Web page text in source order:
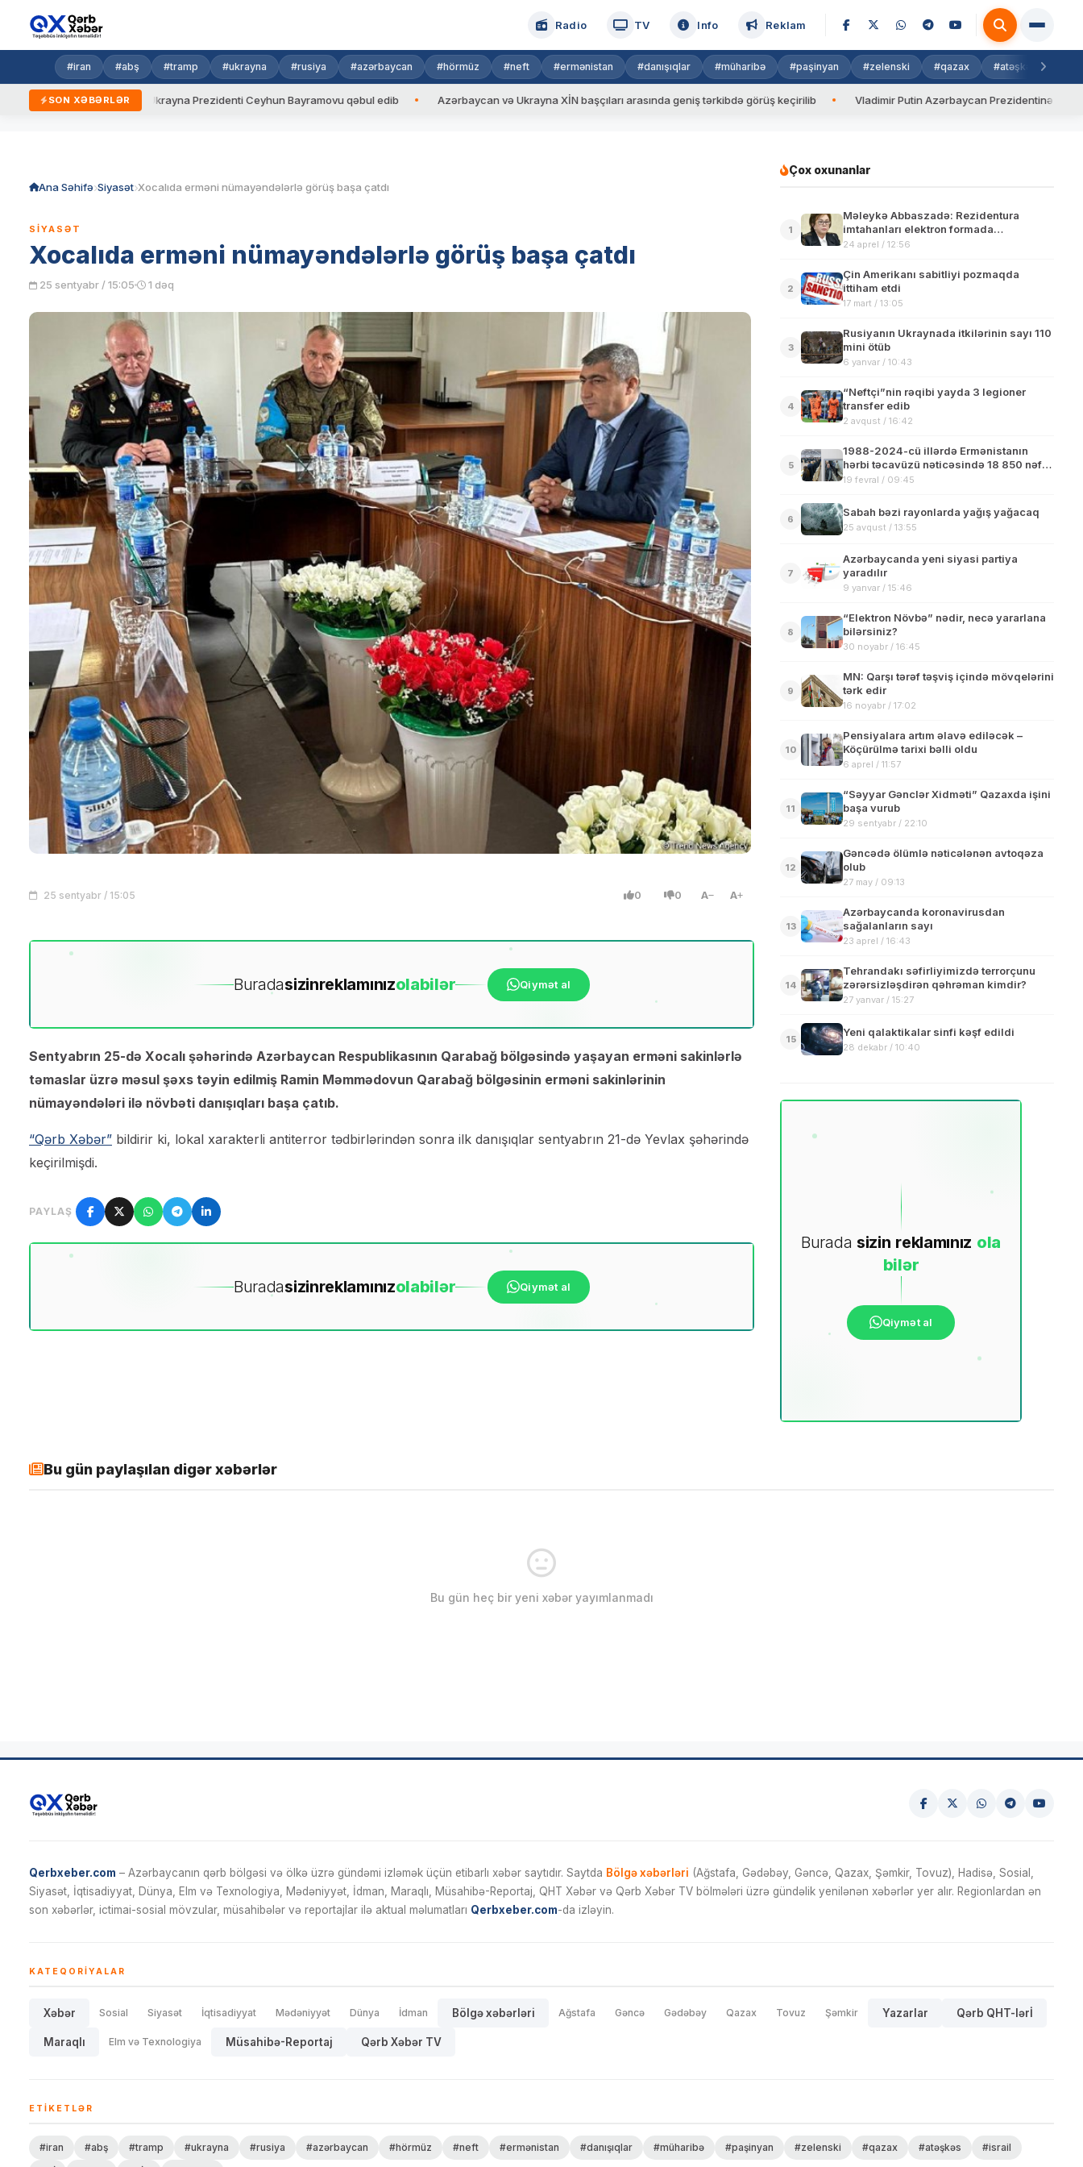
Radio TV Info Reklam
#iran #abş #tramp #ukrayna #rusiya #azərbaycan #hörmüz #neft #ermənistan #danışıqlar #müharibə #paşinyan #zelenski #qazax #atəşkəs
SON XƏBƏRLƏR
qaydalar Ukrayna Prezidenti Ceyhun Bayramovu qəbul edib Azərbaycan və Ukrayna XİN başçıları arasında geniş tərkibdə görüş keçirilib Vladimir Putin Azərbaycan Prezidentinə zəng edib
Ana Səhifə Siyasət Xocalıda erməni nümayəndələrlə görüş başa çatdı
SIYASƏT
Xocalıda erməni nümayəndələrlə görüş başa çatdı
25 sentyabr / 15:05 1 dəq
25 sentyabr / 15:05 0 0 A A
Buradasizinreklamınızolabilər Qiymət al
Sentyabrın 25-də Xocalı şəhərində Azərbaycan Respublikasının Qarabağ bölgəsində yaşayan erməni sakinlərlə
təmaslar üzrə məsul şəxs təyin edilmiş Ramin Məmmədovun Qarabağ bölgəsinin erməni sakinlərinin
nümayəndələri ilə növbəti danışıqları başa çatıb.
“Qərb Xəbər” bildirir ki, lokal xarakterli antiterror tədbirlərindən sonra ilk danışıqlar sentyabrın 21-də Yevlax şəhərində
keçirilmişdi.
PAYLAŞ
Buradasizinreklamınızolabilər Qiymət al
Çox oxunanlar
1
Məleykə Abbaszadə: Rezidentura
imtahanları elektron formada
keçiriləcək
24 aprel / 12:56
2
Çin Amerikanı sabitliyi pozmaqda
ittiham etdi
17 mart / 13:05
3
Rusiyanın Ukraynada itkilərinin sayı 110
mini ötüb
6 yanvar / 10:43
4
“Neftçi”nin rəqibi yayda 3 legioner
transfer edib
2 avqust / 16:42
5
1988-2024-cü illərdə Ermənistanın
hərbi təcavüzü nəticəsində 18 850 nəfər
qəsdən öldürülüb
19 fevral / 09:45
6
Sabah bəzi rayonlarda yağış yağacaq
25 avqust / 13:55
7
Azərbaycanda yeni siyasi partiya
yaradılır
9 yanvar / 15:46
8
“Elektron Növbə” nədir, necə yararlana
bilərsiniz?
30 noyabr / 16:45
9
MN: Qarşı tərəf təşviş içində mövqelərini
tərk edir
16 noyabr / 17:02
10
Pensiyalara artım əlavə ediləcək –
Köçürülmə tarixi bəlli oldu
6 aprel / 11:57
11
“Səyyar Gənclər Xidməti” Qazaxda işini
başa vurub
29 sentyabr / 22:10
12
Gəncədə ölümlə nəticələnən avtoqəza
olub
27 may / 09:13
13
Azərbaycanda koronavirusdan
sağalanların sayı
23 aprel / 16:43
14
Tehrandakı səfirliyimizdə terrorçunu
zərərsizləşdirən qəhrəman kimdir?
27 yanvar / 15:27
15
Yeni qalaktikalar sinfi kəşf edildi
28 dekabr / 10:40
Burada sizin reklamınız ola
bilər
Qiymət al
Bu gün paylaşılan digər xəbərlər
Bu gün heç bir yeni xəbər yayımlanmadı
Qerbxeber.com – Azərbaycanın qərb bölgəsi və ölkə üzrə gündəmi izləmək üçün etibarlı xəbər saytıdır. Saytda Bölgə xəbərləri (Ağstafa, Gədəbəy, Gəncə, Qazax, Şəmkir, Tovuz), Hadisə, Sosial,
Siyasət, İqtisadiyyat, Dünya, Elm və Texnologiya, Mədəniyyət, İdman, Maraqlı, Müsahibə-Reportaj, QHT Xəbər və Qərb Xəbər TV bölmələri üzrə gündəlik yenilənən xəbərlər yer alır. Regionlardan ən
son xəbərlər, ictimai-sosial mövzular, müsahibələr və reportajlar ilə aktual məlumatları Qerbxeber.com-da izləyin.
KATEQORIYALAR
Xəbər Sosial Siyasət İqtisadiyyat Mədəniyyət Dünya İdman Bölgə xəbərləri Ağstafa Gəncə Gədəbəy Qazax Tovuz Şəmkir Yazarlar Qərb QHT-lərİ
Maraqlı Elm və Texnologiya Müsahibə-Reportaj Qərb Xəbər TV
ETIKETLƏR
#iran #abş #tramp #ukrayna #rusiya #azərbaycan #hörmüz #neft #ermənistan #danışıqlar #müharibə #paşinyan #zelenski #qazax #atəşkəs
#israil